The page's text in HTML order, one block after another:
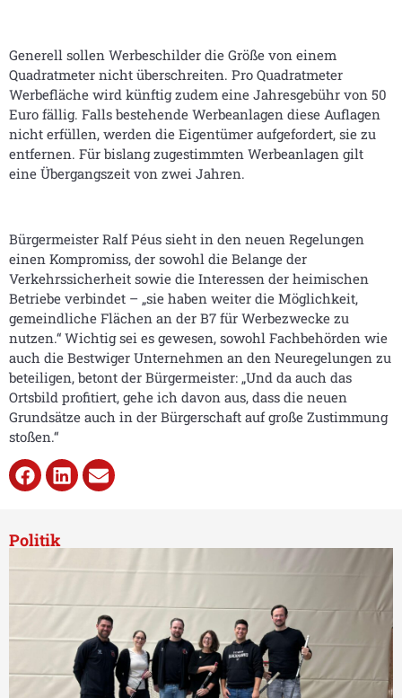
Generell sollen Werbeschilder die Größe von einem
Quadratmeter nicht überschreiten. Pro Quadratmeter
Werbefläche wird künftig zudem eine Jahresgebühr von 50
Euro fällig. Falls bestehende Werbeanlagen diese Auflagen
nicht erfüllen, werden die Eigentümer aufgefordert, sie zu
entfernen. Für bislang zugestimmten Werbeanlagen gilt
eine Übergangszeit von zwei Jahren.
Bürgermeister Ralf Péus sieht in den neuen Regelungen
einen Kompromiss, der sowohl die Belange der
Verkehrssicherheit sowie die Interessen der heimischen
Betriebe verbindet – „sie haben weiter die Möglichkeit,
gemeindliche Flächen an der B7 für Werbezwecke zu
nutzen.“ Wichtig sei es gewesen, sowohl Fachbehörden wie
auch die Bestwiger Unternehmen an den Neuregelungen zu
beteiligen, betont der Bürgermeister: „Und da auch das
Ortsbild profitiert, gehe ich davon aus, dass die neuen
Grundsätze auch in der Bürgerschaft auf große Zustimmung
stoßen.“
Politik